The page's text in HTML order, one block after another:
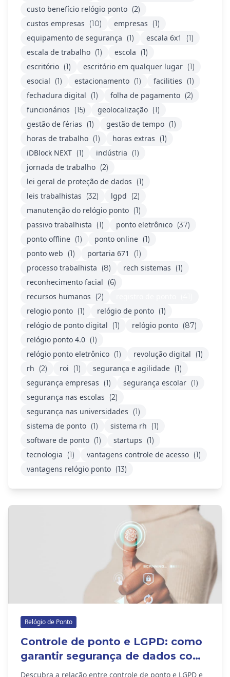
custo benefício relógio ponto (2)
custos empresas (10) empresas (1)
equipamento de segurança (1) escala 6x1 (1)
escala de trabalho (1) escola (1)
escritório (1) escritório em qualquer lugar (1)
esocial (1) estacionamento (1) facilities (1)
fechadura digital (1) folha de pagamento (2)
funcionários (15) geolocalização (1)
gestão de férias (1) gestão de tempo (1)
horas de trabalho (1) horas extras (1)
iDBlock NEXT (1) indústria (1)
jornada de trabalho (2)
lei geral de proteção de dados (1)
leis trabalhistas (32) lgpd (2)
manutenção do relógio ponto (1)
passivo trabalhista (1) ponto eletrônico (37)
ponto offline (1) ponto online (1)
ponto web (1) portaria 671 (1)
processo trabalhista (8) rech sistemas (1)
reconhecimento facial (6)
recursos humanos (2)
relogio ponto (1) relógio de ponto (1)
relógio de ponto digital (1) relógio ponto (87)
relógio ponto 4.0 (1)
relógio ponto eletrônico (1) revolução digital (1)
rh (2) roi (1) segurança e agilidade (1)
segurança empresas (1) segurança escolar (1)
segurança nas escolas (2)
segurança nas universidades (1)
sistema de ponto (1) sistema rh (1)
software de ponto (1) startups (1)
tecnologia (1) vantagens controle de acesso (1)
vantagens relógio ponto (13)
Relógio de Ponto
Controle de ponto e LGPD: como
garantir segurança de dados com
relógios ponto biométricos
Descubra a relação entre controle de ponto e LGPD e